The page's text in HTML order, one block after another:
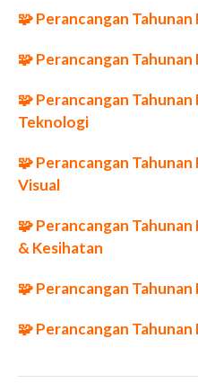
🧩 Perancangan
🧩 Perancangan Tahunan
🧩 Perancangan
Teknologi
🧩 Perancangan
Visual
🧩 Perancangan
& Kesihatan
🧩 Perancangan
🧩 Perancangan Tahunan